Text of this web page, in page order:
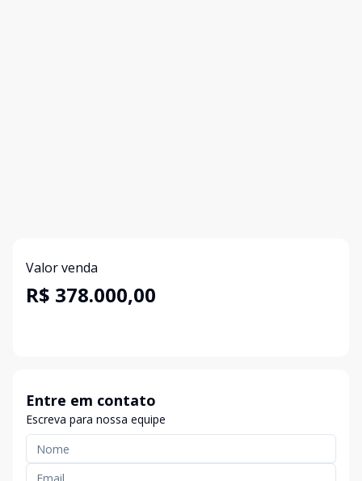
Valor venda
R$ 378.000,00
Entre em contato
Escreva para nossa equipe